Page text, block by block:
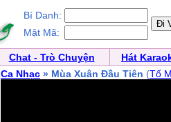
Bí Danh:
Mật Mã:
Chat - Trò Chuyện
Hát
Ca Nhạc » Mùa Xuân Đầu Tiên (Tố